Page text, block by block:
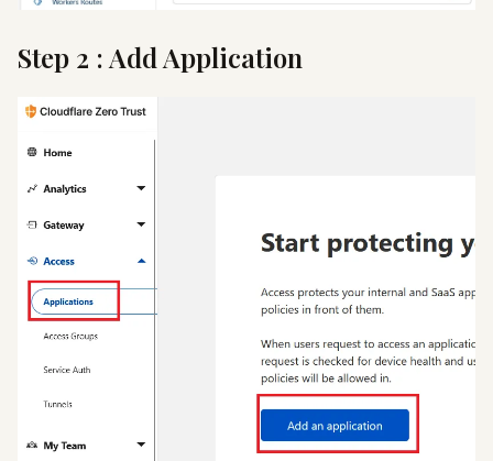
Step 2 : Add Application